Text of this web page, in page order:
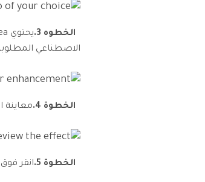
الخطوه 3.
الاصطناعي
الخطوة 4. معاينة
الخطوة 5. انقر